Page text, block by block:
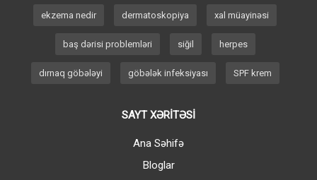
ekzema nedir dermatoskopiya xal müayinəsi
baş dərisi problemləri siğil herpes
dırnaq göbələyi göbələk infeksiyası SPF krem
SAYT XƏRİTƏSİ
Ana Səhifə
Bloglar